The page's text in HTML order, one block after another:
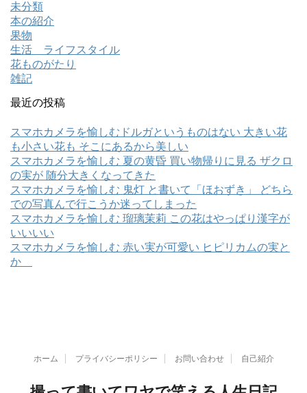
未分類
本の紹介
果物
生活 ライフスタイル
花ものがたり
雑記
最近の投稿
スマホカメラを愉しむドルガというものはない 大きい花
も小さい花も そこにあるから美しい
スマホカメラを愉しむ 夏の黄昏 買い物帰りに見る ザクロ
の実が 随分大きくなってきた
スマホカメラを愉しむ 鬼灯 と書いて「ほおずき」 どちら
での写真んで行こうか迷ってしまった
スマホカメラを愉しむ 瑠璃茉莉 この花はやっぱり漢字が
いいいい
スマホカメラを愉しむ 赤い実が可愛い ヒピリカムの実と
か
ホーム プライバシーポリシー お問い合わせ 自己紹介